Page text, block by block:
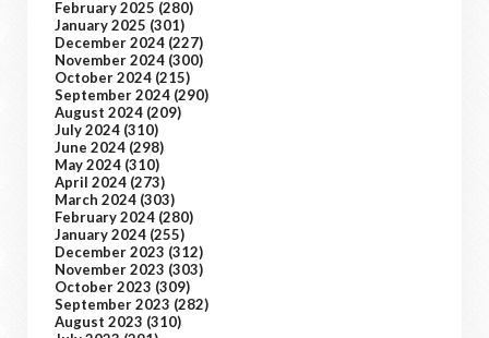
February 2025 (280)
January 2025 (301)
December 2024 (227)
November 2024 (300)
October 2024 (215)
September 2024 (290)
August 2024 (209)
July 2024 (310)
June 2024 (298)
May 2024 (310)
April 2024 (273)
March 2024 (303)
February 2024 (280)
January 2024 (255)
December 2023 (312)
November 2023 (303)
October 2023 (309)
September 2023 (282)
August 2023 (310)